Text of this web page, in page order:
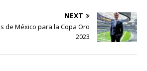
NEXT
de México para la Copa Oro
2023